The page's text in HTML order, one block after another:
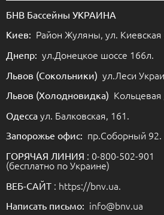
БНВ Бассейны УКРАИНА
Киев: Район Жуляны, ул. Киевская
Днепр: ул.Донецкое шоссе 166л.
Львов (Сокольники) ул.Леси
Львов (Холодновидка)
Одесса ул. Балковская, 161.
Запорожье офис: пр.Соборный 92.
ГОРЯЧАЯ ЛИНИЯ : 0-800-502-901
(бесплатно по Украине)
ВЕБ-САЙТ : https://bnv.ua.
Написать письмо: info@bnv.ua